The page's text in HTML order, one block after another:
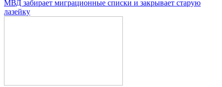
МВД забирает миграционные списки и закрывает старую
лазейку